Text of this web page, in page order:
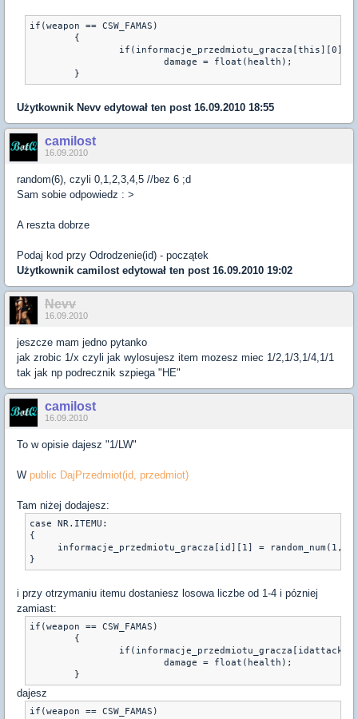
if(weapon == CSW_FAMAS)
        {
if(informacje_przedmiotu_gracza[this][0]
                        damage = float(health);
        }
Użytkownik Nevv edytował ten post 16.09.2010 18:55
camilost
16.09.2010
random(6), czyli 0,1,2,3,4,5 //bez 6 ;d
Sam sobie odpowiedz : >
A reszta dobrze
Podaj kod przy Odrodzenie(id) - początek
Użytkownik camilostedytował ten post 16.09.2010 19:02
Nevv
16.09.2010
jeszcze mam jedno pytanko
jak zrobic 1/x czyli jak wylosujesz item mozesz miec 1/2,1/3,1/4,1/1
tak jak np podrecznik szpiega "HE"
camilost
16.09.2010
To w opisie dajesz "1/LW"
W public DajPrzedmiot(id, przedmiot)
Tam niżej dodajesz:
case NR.ITEMU:
{
informacje_przedmiotu_gracza[id][1] =
}
i przy otrzymaniu itemu dostaniesz losowa liczbe od 1-4 i pózniej
zamiast:
if(weapon == CSW_FAMAS)
        {
                        damage = float(health);
        }
dajesz
if(weapon == CSW_FAMAS)